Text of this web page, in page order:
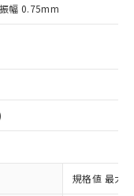
幅 0.75mm
規格値 最大
くもので
の中には、
商品もある
会結果は、
の社内デー
であり、閲
ることをご
形物で、有
。
品として
場合などや
。
ニルエーテル類
チルヘキシ
中国RoHSの
。
国RoHSの
ます。
門へお問
リ臭化ビフェ
ェニルエーテ
うち、外国
）を輸出
合は、日本
手続きを